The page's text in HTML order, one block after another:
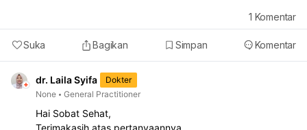
Hindari Air Panas: Jika mandi dengan air panas
menyebabkan rasa sakit atau kesemutan, sebaiknya
hindari suhu air yang terlalu panas. Gunakan air hangat
yang nyaman untuk menghindari iritasi pada kulit dan
saraf. Segera konsultasikan dengan dokter untuk
sesuai dengan kondisi kesehatan orang tua Anda.
Suka Bagikan Simpan Komentar
1 Komentar
dr. Laila Syifa
Dokter
None
General Practitioner
Hai Sobat Sehat,
Terimakasih atas pertanyaannya